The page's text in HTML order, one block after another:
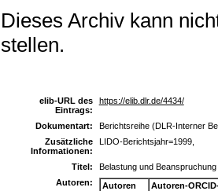
Dieses Archiv kann
stellen.
elib-URL des
Eintrags:
https://elib.dlr.de/4434/
Dokumentart:
Berichtsreihe (DLR-Interner
Zusätzliche
Informationen:
LIDO-Berichtsjahr=1999,
Titel:
Belastung und
Autoren:
Autoren
Autoren-